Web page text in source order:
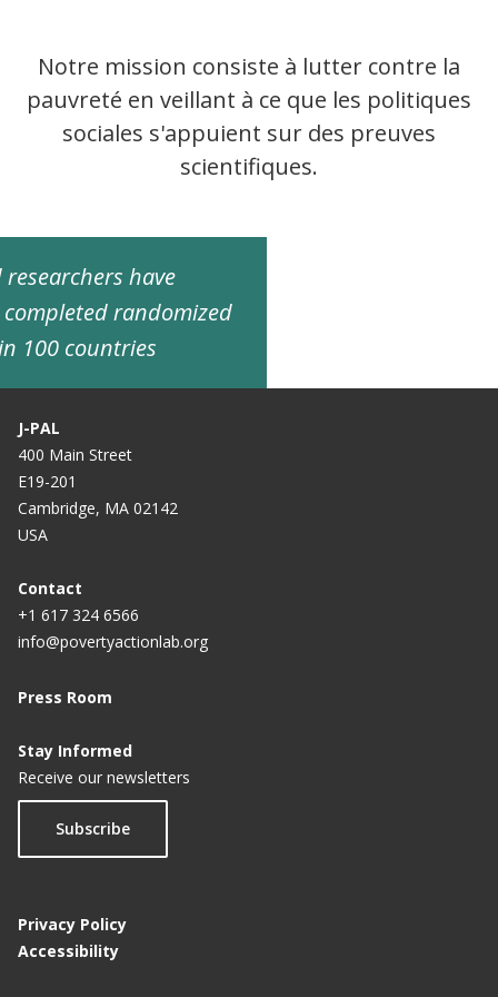
Notre mission consiste à lutter contre la
pauvreté en veillant à ce que les politiques
sociales s'appuient sur des preuves
scientifiques.
researchers have
randomized
100 countries
J-PAL
400 Main Street
E19-201
Cambridge, MA 02142
USA
Contact
+1 617 324 6566
info@povertyactionlab.org
Press Room
Stay Informed
Receive our newsletters
Subscribe
Privacy Policy
Accessibility